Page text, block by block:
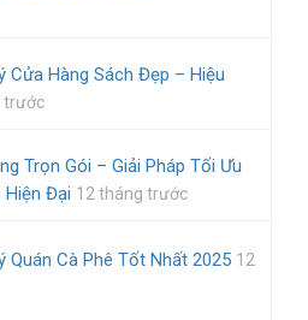
Cửa Hàng Sách Đẹp – Hiệu
trước
Trọn Gói – Giải Pháp Tối Ưu
Hiện Đại 12 tháng trước
Quán Cà Phê Tốt Nhất 2025 12